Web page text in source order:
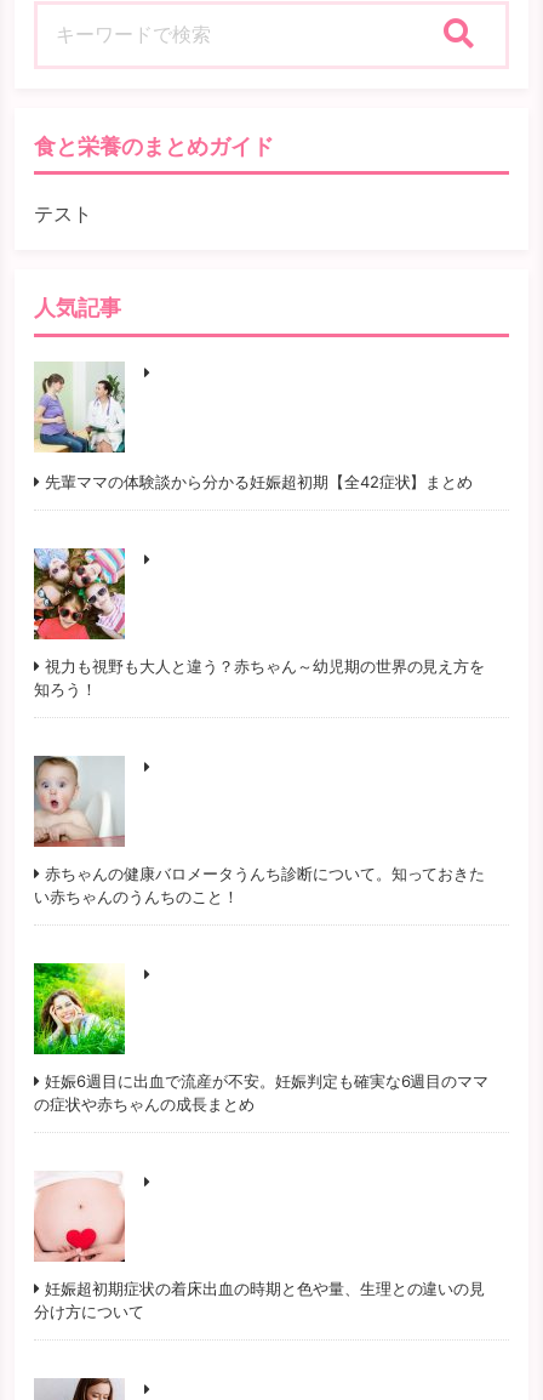
食と栄養のまとめガイド
テスト
人気記事
先輩ママの体験談から分かる妊娠超初期【全42症状】まとめ
視力も視野も大人と違う？赤ちゃん～幼児期の世界の見え方を
知ろう！
赤ちゃんの健康バロメータうんち診断について。知っておきた
い赤ちゃんのうんちのこと！
妊娠6週目に出血で流産が不安。妊娠判定も確実な6週目のママ
の症状や赤ちゃんの成長まとめ
妊娠超初期症状の着床出血の時期と色や量、生理との違いの見
分け方について